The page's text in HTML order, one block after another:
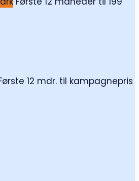
Første 12 mdr. til kampagnepris